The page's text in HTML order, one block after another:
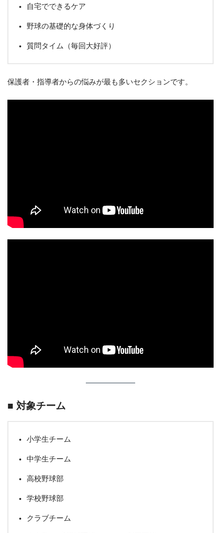
自宅でできるケア
野球の基礎的な身体づくり
質問タイム（毎回大好評）
保護者・指導者からの悩みが最も多いセクションです。
■ 対象チーム
小学生チーム
中学生チーム
高校野球部
学校野球部
クラブチーム